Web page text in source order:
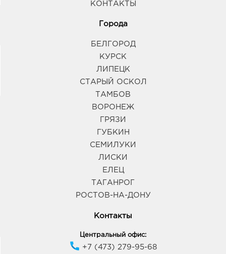
КОНТАКТЫ
Города
БЕЛГОРОД
КУРСК
ЛИПЕЦК
СТАРЫЙ ОСКОЛ
ТАМБОВ
ВОРОНЕЖ
ГРЯЗИ
ГУБКИН
СЕМИЛУКИ
ЛИСКИ
ЕЛЕЦ
ТАГАНРОГ
РОСТОВ-НА-ДОНУ
Контакты
Центральный офис:
+7 (473) 279-95-68